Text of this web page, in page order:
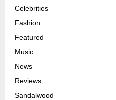
Celebrities
Fashion
Featured
Music
News
Reviews
Sandalwood